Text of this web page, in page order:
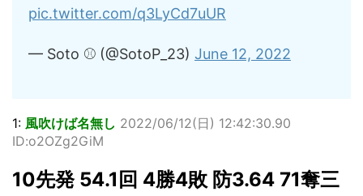
pic.twitter.com/q3LyCd7uUR
— Soto ⚾️ (@SotoP_23) June 12, 2022
1: 風吹けば名無し 2022/06/12(日) 12:42:30.90
ID:o2OZg2GiM
10先発 54.1回 4勝4敗 防3.64 71奪三